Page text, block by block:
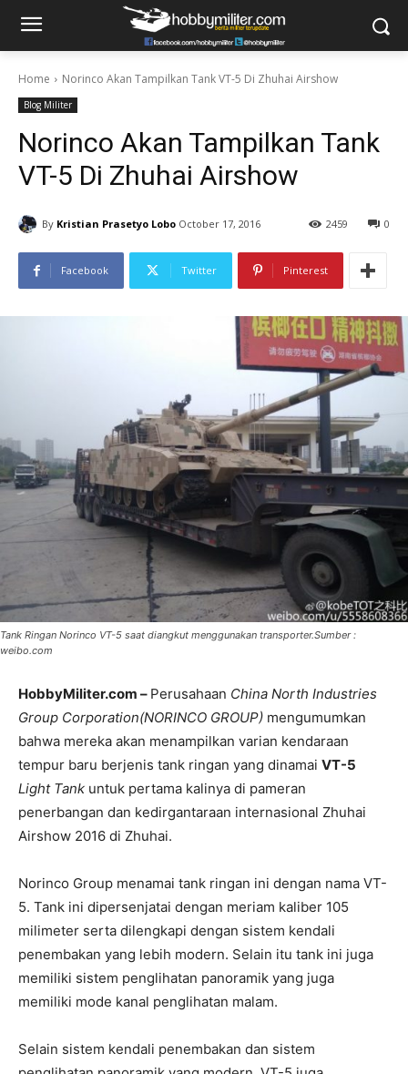
Home Norinco Akan Tampilkan Tank VT-5 Di Zhuhai Airshow
Blog Militer
Norinco Akan Tampilkan Tank
VT-5 Di Zhuhai Airshow
By Kristian Prasetyo Lobo October 17, 2016 0
2459
Facebook Twitter Pinterest
Tank Ringan Norinco VT-5 saat diangkut menggunakan transporter.Sumber :
weibo.com
HobbyMiliter.com – Perusahaan China North Industries
Group Corporation(NORINCO GROUP) mengumumkan
bahwa mereka akan menampilkan varian kendaraan
tempur baru berjenis tank ringan yang dinamai VT-5
Light Tank untuk pertama kalinya di pameran
penerbangan dan kedirgantaraan internasional Zhuhai
Airshow 2016 di Zhuhai.
Norinco Group menamai tank ringan ini dengan nama VT-
5. Tank ini dipersenjatai dengan meriam kaliber 105
milimeter serta dilengkapi dengan sistem kendali
penembakan yang lebih modern. Selain itu tank ini juga
memiliki sistem penglihatan panoramik yang juga
memiliki mode kanal penglihatan malam.
Selain sistem kendali penembakan dan sistem